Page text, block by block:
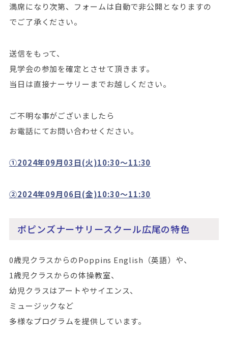
満席になり次第、フォームは自動で非公開となりますの
でご了承ください。
送信をもって、
見学会の参加を確定とさせて頂きます。
当日は直接ナーサリーまでお越しください。
ご不明な事がございましたら
お電話にてお問い合わせください。
①2024年09月03日(火)10:30～11:30
②2024年09月06日(金)10:30～11:30
ポピンズナーサリースクール広尾の特色
0歳児クラスからのPoppins English（英語）や、
1歳児クラスからの体操教室、
幼児クラスはアートやサイエンス、
ミュージックなど
多様なプログラムを提供しています。